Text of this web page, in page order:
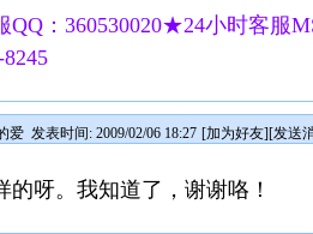
QQ：360530020★24小时客服
爱 发表时间: 2009/02/06 18:27 [加为好友][发送
的呀。我知道了，谢谢咯！